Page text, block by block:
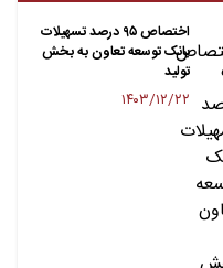
اختصاص ۹۵ درصد تسهیلات
بانک توسعه تعاون به بخش
تولید
۱۴۰۳/۱۲/۲۲